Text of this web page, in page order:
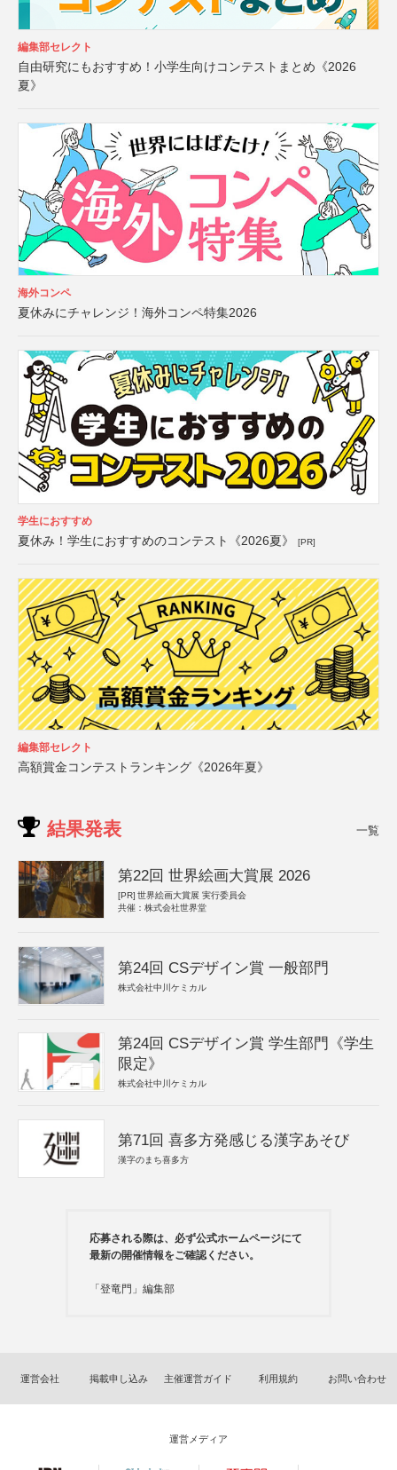
編集部セレクト
自由研究にもおすすめ！小学生向けコンテストまとめ《2026
夏》
海外コンペ
夏休みにチャレンジ！海外コンペ特集2026
学生におすすめ
夏休み！学生におすすめのコンテスト《2026夏》 [PR]
編集部セレクト
高額賞金コンテストランキング《2026年夏》
結果発表 一覧
第22回 世界絵画大賞展 2026
[PR] 世界絵画大賞展 実行委員会
共催：株式会社世界堂
第24回 CSデザイン賞 一般部門
株式会社中川ケミカル
第24回 CSデザイン賞 学生部門《学生
限定》
株式会社中川ケミカル
第71回 喜多方発感じる漢字あそび
漢字のまち喜多方
応募される際は、必ず公式ホームページにて
最新の開催情報をご確認ください。
「登竜門」編集部
運営会社 掲載申し込み 主催運営ガイド 利用規約 お問い合わせ
運営メディア